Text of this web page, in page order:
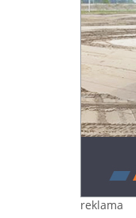
reklama